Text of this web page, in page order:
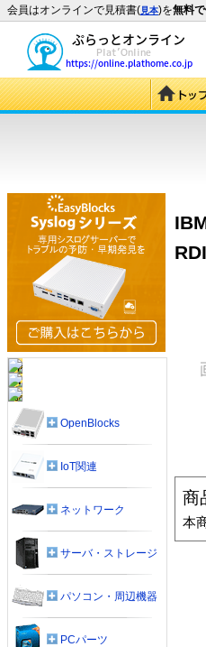
会員はオンラインで見積書(見本)を無料
商
本
OpenBlocks
IoT関連
ネットワーク
サーバ・ストレージ
パソコン・周辺機器
PCパーツ